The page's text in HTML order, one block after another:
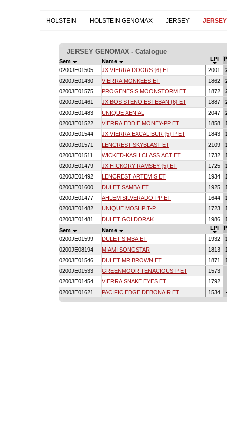
HOLSTEIN HOLSTEIN GENOMAX JERSEY
JERSEY GENOMAX - Catalogue
Sem Name LPI
0200JE01505
JX VIERRA DOORS {6} ET 2001
0200JE01430
VIERRA MONKEES ET 1862
0200JE01575
PROGENESIS MOONSTORM ET 1872
0200JE01461
JX BOS STENO ESTEBAN {6} ET 1887
0200JE01483
UNIQUE XENIAL 2047
0200JE01522
VIERRA EDDIE MONEY-PP ET 1858
0200JE01544
JX VIERRA EXCALIBUR {5}-P ET 1843
0200JE01571
LENCREST SKYBLAST ET 2109
0200JE01511
WICKED-KASH CLASS ACT ET 1732
0200JE01479
JX HICKORY RAMSEY {5} ET 1725
0200JE01492
LENCREST ARTEMIS ET 1934
0200JE01600
DULET SAMBA ET 1925
0200JE01477
AHLEM SILVERADO-PP ET 1644
0200JE01482
UNIQUE MOSHPIT-P 1723
0200JE01481
DULET GOLDORAK 1986
Sem
Name LPI
0200JE01599
DULET SIMBA ET 1932
0200JE08194
MIAMI SONGSTAR 1813
0200JE01546
DULET MR BROWN ET 1871
0200JE01533
GREENMOOR TENACIOUS-P ET 1573
0200JE01454
VIERRA SNAKE EYES ET 1792
0200JE01621
PACIFIC EDGE DEBONAIR ET 1534